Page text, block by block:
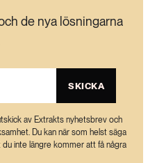
de nya lösningarna
SKICKA
av Extrakts nyhetsbrev och
Du kan när som helst säga
inte längre kommer att få några